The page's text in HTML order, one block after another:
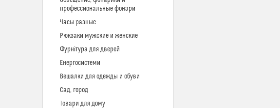
профессиональные фонари
Часы разные
Рюкзаки мужские и женские
Фурнітура для дверей
Енергосистеми
Вешалки для одежды и обуви
Сад, город
Товари для дому